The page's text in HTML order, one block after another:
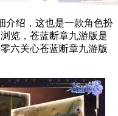
介绍，这也是一款角色扮
览，苍蓝断章九游版是
六关心苍蓝断章九游版